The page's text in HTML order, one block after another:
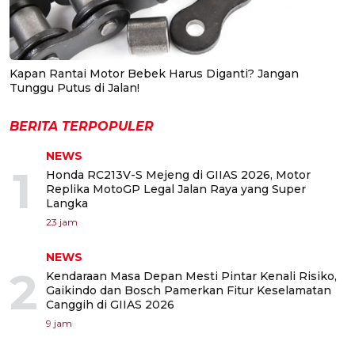
Kapan Rantai Motor Bebek Harus Diganti? Jangan
Tunggu Putus di Jalan!
BERITA TERPOPULER
1
NEWS
Honda RC213V-S Mejeng di GIIAS 2026, Motor
Replika MotoGP Legal Jalan Raya yang Super
Langka
23 jam
2
NEWS
Kendaraan Masa Depan Mesti Pintar Kenali Risiko,
Gaikindo dan Bosch Pamerkan Fitur Keselamatan
Canggih di GIIAS 2026
9 jam